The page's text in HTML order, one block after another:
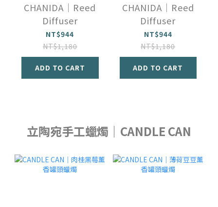
CHANIDA｜Reed
Diffuser
NT$944
NT$1,180
ADD TO CART
CHANIDA｜Reed
Diffuser
NT$944
NT$1,180
ADD TO CART
立陶宛手工蠟燭｜CANDLE CAN